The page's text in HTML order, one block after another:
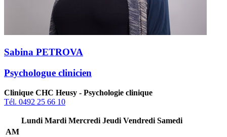
Sabina PETROVA
Psychologue clinicien
Clinique CHC Heusy - Psychologie clinique
Tél. 0492 25 66 10
Lundi Mardi Mercredi Jeudi Vendredi Samedi
AM